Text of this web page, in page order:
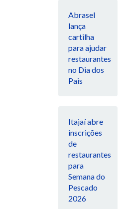
Abrasel
lança
cartilha
para ajudar
restaurantes
no Dia dos
Pais
Itajaí abre
inscrições
de
restaurantes
para
Semana do
Pescado
2026